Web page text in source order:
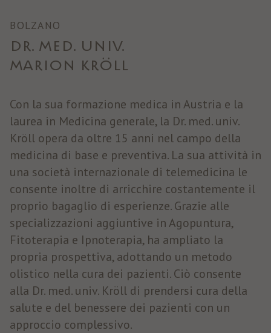
BOLZANO
DR. MED. UNIV.
MARION KRÖLL
Con la sua formazione medica in Austria e la
laurea in Medicina generale, la Dr. med. univ.
Kröll opera da oltre 15 anni nel campo della
medicina di base e preventiva. La sua attività in
una società internazionale di telemedicina le
consente inoltre di arricchire costantemente il
proprio bagaglio di esperienze. Grazie alle
specializzazioni aggiuntive in Agopuntura,
Fitoterapia e Ipnoterapia, ha ampliato la
propria prospettiva, adottando un metodo
olistico nella cura dei pazienti. Ciò consente
alla Dr. med. univ. Kröll di prendersi cura della
salute e del benessere dei pazienti con un
approccio complessivo.